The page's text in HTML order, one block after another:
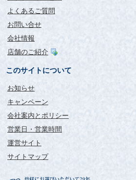
よくあるご質問
お問い合せ
会社情報
店舗のご紹介
このサイトについて
お知らせ
キャンペーン
会社案内とポリシー
営業日・営業時間
運営サイト
サイトマップ